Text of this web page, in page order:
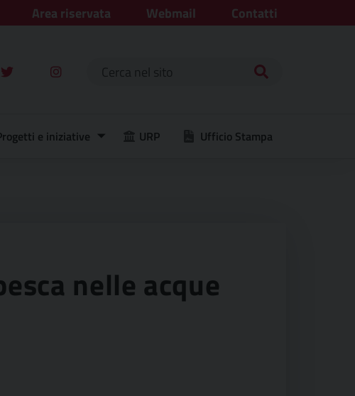
Area riservata Webmail Contatti
Ricerca per:
e iniziative URP Ufficio Stampa
nelle acque